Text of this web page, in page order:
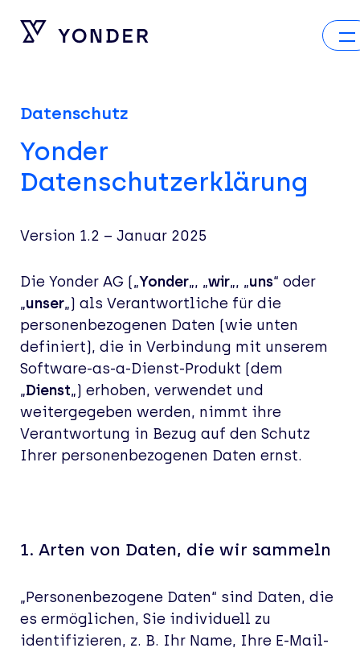
Datenschutz
Yonder
Datenschutzerklärung
Version 1.2 – Januar 2025
Die Yonder AG („Yonder„, „wir„, „uns“ oder
„unser„) als Verantwortliche für die
personenbezogenen Daten (wie unten
definiert), die in Verbindung mit unserem
Software-as-a-Dienst-Produkt (dem
„Dienst„) erhoben, verwendet und
weitergegeben werden, nimmt ihre
Verantwortung in Bezug auf den Schutz
Ihrer personenbezogenen Daten ernst.
1. Arten von Daten, die wir sammeln
„Personenbezogene Daten“ sind Daten, die
es ermöglichen, Sie individuell zu
identifizieren, z. B. Ihr Name, Ihre E-Mail-